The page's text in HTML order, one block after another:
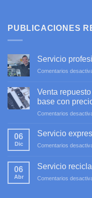
PUBLICACIONES
Servicio
Comentarios
Venta
base con
Comentarios
06
Dic
Servicio
Comentarios
06
Abr
Servicio
Comentarios